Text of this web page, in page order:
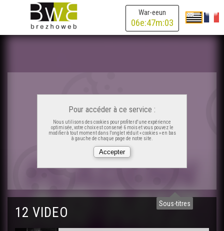
War-eeun
06e:47m:03
Sous-titres
Pour accéder à ce service :
Nous utilisons des cookies pour profiter d'une expérience
optimisée, votre choix est conservé 6 mois et vous pouvez le
modifier à tout moment dans l'onglet réduit « cookies » en bas
à gauche de chaque page de notre site.
12 VIDEO